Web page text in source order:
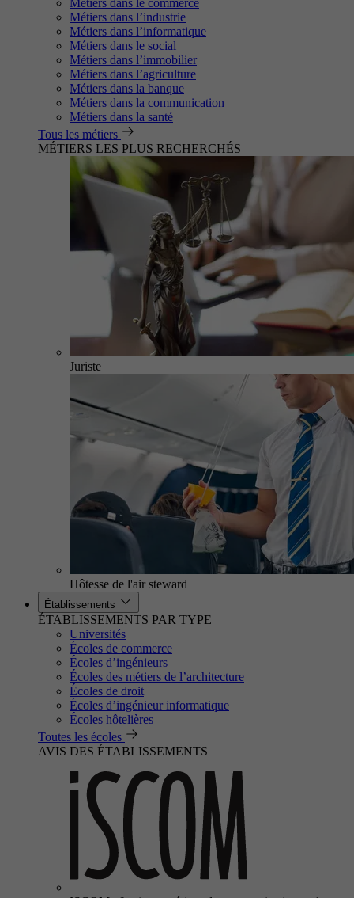
Métiers dans le commerce
Métiers dans l’industrie
Métiers dans l’informatique
Métiers dans le social
Métiers dans l’immobilier
Métiers dans l’agriculture
Métiers dans la banque
Métiers dans la communication
Métiers dans la santé
Tous les métiers
MÉTIERS LES PLUS RECHERCHÉS
Juriste
Hôtesse de l'air steward
Établissements
ÉTABLISSEMENTS PAR TYPE
Universités
Écoles de commerce
Écoles d’ingénieurs
Écoles des métiers de l’architecture
Écoles de droit
Écoles d’ingénieur informatique
Écoles hôtelières
Toutes les écoles
AVIS DES ÉTABLISSEMENTS